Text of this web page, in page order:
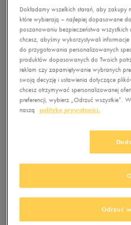
ADIDAS MESSI 10.4 TF JR
49,99złz Vat
KLUBIE 50 STYLE
Dokładamy wszelkich starań, aby zakupy
które wybierają – najlepiej dopasowane
poszanowaniu bezpieczeństwa
chcesz, abyśmy wykorzystywali
do przygotowania personalizowanych
produktów dopasowanych do Twoich
reklam czy zapamiętywanie wybranych
swoją decyzję i ustawienia dotyczące
chcesz otrzymywać spersonalizowanej
preferencji, wybierz „Odrzuć wszystkie”.
naszą
politykę prywatności.
Odrzuć